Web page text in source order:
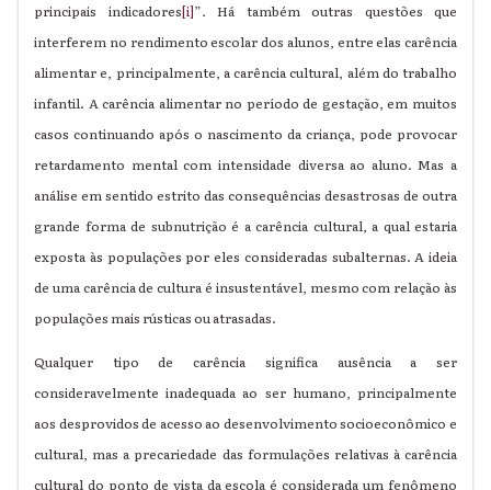
principais indicadores[i]”. Há também outras questões que
interferem no rendimento escolar dos alunos, entre elas carência
alimentar e, principalmente, a carência cultural, além do trabalho
infantil. A carência alimentar no período de gestação, em muitos
casos continuando após o nascimento da criança, pode provocar
retardamento mental com intensidade diversa ao aluno. Mas a
análise em sentido estrito das consequências desastrosas de outra
grande forma de subnutrição é a carência cultural, a qual estaria
exposta às populações por eles consideradas subalternas. A ideia
de uma carência de cultura é insustentável, mesmo com relação às
populações mais rústicas ou atrasadas.
Qualquer tipo de carência significa ausência a ser
consideravelmente inadequada ao ser humano, principalmente
aos desprovidos de acesso ao desenvolvimento socioeconômico e
cultural, mas a precariedade das formulações relativas à carência
cultural do ponto de vista da escola é considerada um fenômeno